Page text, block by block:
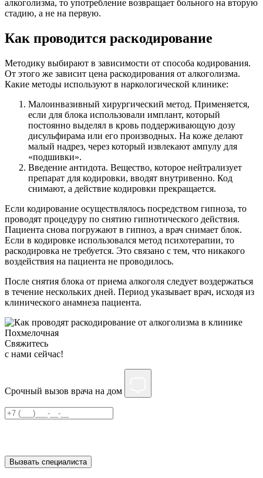
алкоголизма, то употребление возвращает больного на вторую
стадию, а не на первую.
Как проводится раскодирование
Методику выбирают в зависимости от способа кодирования.
От этого же зависит цена раскодирования от алкоголизма.
Какие методы используют в наркологической клинике:
Малоинвазивный хирургический метод. Применяется,
если для блока использовали имплант, который
постоянно выделял в кровь поддерживающую дозу
дисульфирама или его производных. На коже делают
малый надрез, через который извлекают ампулу для
«подшивки».
Введение антидота. Вещество, которое нейтрализует
препарат для кодировки, вводят внутривенно. Код
снимают, а действие кодировки прекращается.
Если кодирование осуществлялось посредством гипноза, то
проводят процедуру по снятию гипнотического действия.
Пациента снова погружают в гипноз, а врач снимает блок.
Если в кодировке использовался метод психотерапии, то
раскодировка не требуется. Это связано с тем, что никакого
воздействия на пациента не проводилось.
После снятия блока от приема алкоголя следует воздержаться
в течение нескольких дней. Период указывает врач, исходя из
клинического анамнеза пациента.
Свяжитесь
c нами сейчас!
Срочный вызов врача на дом
Вызвать специалиста